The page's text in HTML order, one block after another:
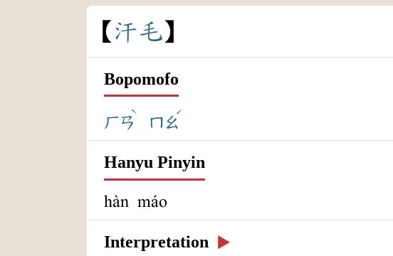
汗毛
Bopomofo
ㄏㄢ
ˋ
ㄇㄠ
ˊ
Hanyu Pinyin
hàn máo
Interpretation ▶️